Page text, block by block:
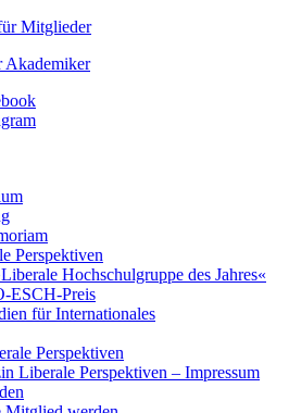
Mitglieder
Perspektiven
Hochschulgruppe des Jahres«
ESCH-Preis
für Internationales
Perspektiven
Liberale Perspektiven – Impressum